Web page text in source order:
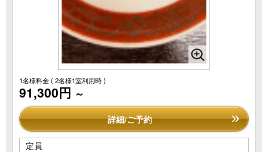
1名様料金( 2名様1室利用時 )
91,300円 ～
詳細/ご予約
定員